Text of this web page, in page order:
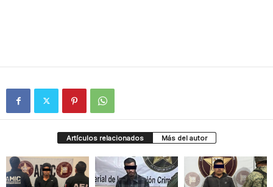
Artículos relacionados Más del autor